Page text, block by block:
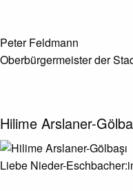
Peter Feldmann
Oberbürgermeister der
Hilime Arslaner-
Liebe Nieder-